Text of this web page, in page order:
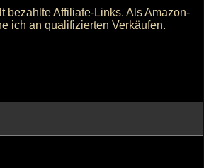
bezahlte Affiliate-Links. Als Amazon-
ich an qualifizierten Verkäufen.